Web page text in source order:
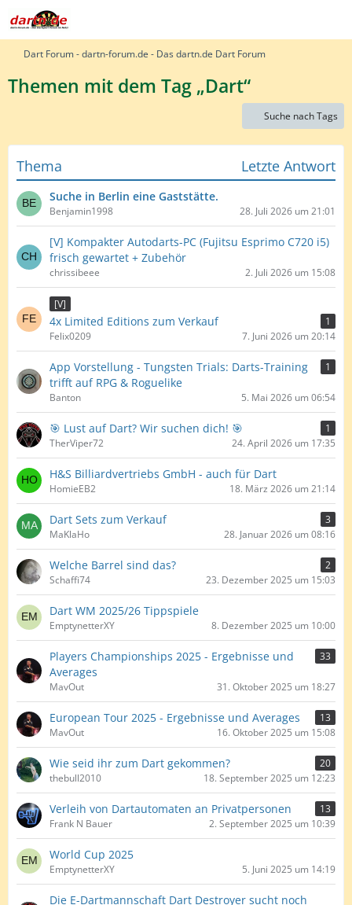
Dart Forum - dartn-forum.de - Das dartn.de Dart Forum
Themen mit dem Tag „Dart“
Suche nach Tags
Thema Letzte Antwort
Suche in Berlin eine Gaststätte.
Benjamin1998 28. Juli 2026 um 21:01
[V] Kompakter Autodarts-PC (Fujitsu Esprimo C720 i5)
frisch gewartet + Zubehör
chrissibeee 2. Juli 2026 um 15:08
[V]
4x Limited Editions zum Verkauf
1
Felix0209
7. Juni 2026 um 20:14
App Vorstellung - Tungsten Trials: Darts-Training
trifft auf RPG & Roguelike
1
Banton 5. Mai 2026 um 06:54
🎯 Lust auf Dart? Wir suchen dich! 🎯
1
TherViper72
24. April 2026 um 17:35
H&S Billiardvertriebs GmbH - auch für Dart
HomieEB2 18. März 2026 um 21:14
Dart Sets zum Verkauf
3
MaKlaHo
28. Januar 2026 um 08:16
Welche Barrel sind das?
2
Schaffi74
23. Dezember 2025 um 15:03
Dart WM 2025/26 Tippspiele
EmptynetterXY 8. Dezember 2025 um 10:00
Players Championships 2025 - Ergebnisse und
Averages
33
MavOut 31. Oktober 2025 um 18:27
European Tour 2025 - Ergebnisse und Averages
13
MavOut
16. Oktober 2025 um 15:08
Wie seid ihr zum Dart gekommen?
20
thebull2010
18. September 2025 um 12:23
Verleih von Dartautomaten an Privatpersonen
13
Frank N Bauer
2. September 2025 um 10:39
World Cup 2025
EmptynetterXY 5. Juni 2025 um 14:19
Die E-Dartmannschaft Dart Destroyer sucht noch